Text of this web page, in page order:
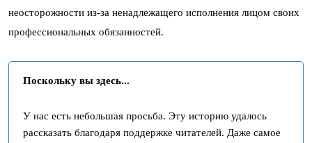
неосторожности из-за ненадлежащего исполнения лицом своих
профессиональных обязанностей.
Поскольку вы здесь...
У нас есть небольшая просьба. Эту историю удалось
рассказать благодаря поддержке читателей. Даже самое